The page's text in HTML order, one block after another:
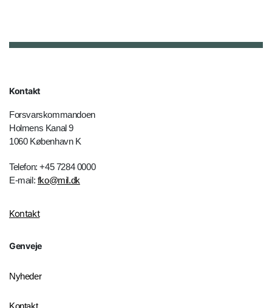
Kontakt
Forsvarskommandoen
Holmens Kanal 9
1060 København K
Telefon: +45 7284 0000
E-mail: fko@mil.dk
Kontakt
Genveje
Nyheder
Kontakt